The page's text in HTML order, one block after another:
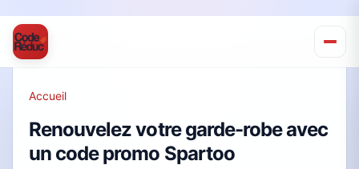
Accueil
Renouvelez votre garde-robe avec
un code promo Spartoo